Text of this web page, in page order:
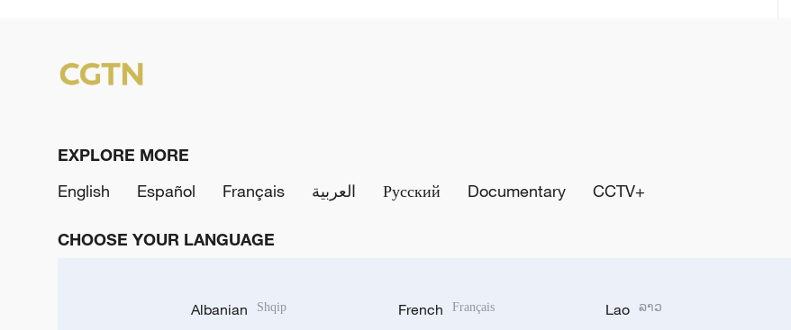
EXPLORE MORE
English
Español Français العربية Русский Documentary CCTV+
CHOOSE YOUR LANGUAGE
Albanian Shqip French Français Lao ລາວ